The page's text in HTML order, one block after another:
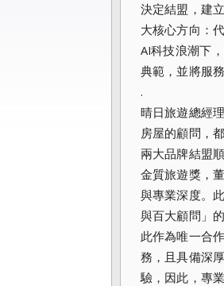
決定結盟，建
大核心方向：
AI科技浪潮下
典範，並將服
.
晴日旅遊總經
房屋的顧問，
兩大品牌結盟
金質旅遊獎，
與專業深度。
與百大顧問」
此作為唯一合
務，且具備深
驗，因此，專